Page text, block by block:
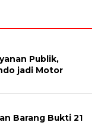
Publik,
jadi Motor
Barang Bukti 21